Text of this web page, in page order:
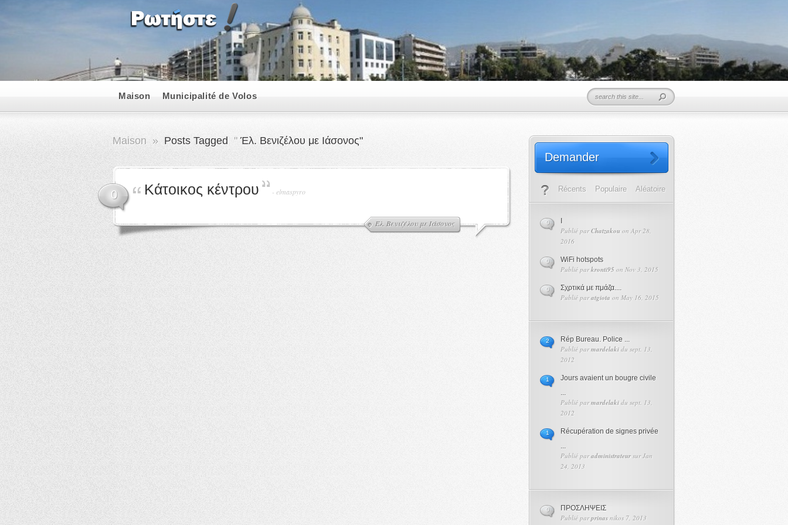
Maison Municipalité de Volos
Maison » Posts Tagged " Έλ. Βενιζέλου με Ιάσονος"
0 Κάτοικος κέντρου - elmaspyro
Έλ. Βενιζέλου με Ιάσονος
Demander
Récents Populaire Aléatoire
Publié parChatzakou on Apr 28,
2016
0
WiFi hotspots
Publié parkronti95 on Nov 3, 2015
0
Σχρτικά με πμάζα....
Publié paratgiota on May 16, 2015
0
Rép Bureau. Police ...
Publié parmardelaki du sept. 13,
2012
2
Jours avaient un bougre civile
...
Publié parmardelaki du sept. 13,
2012
1
Récupération de signes privée
...
Publié paradministrateur sur Jan
24, 2013
1
ΠΡΟΣΛΗΨΕΙΣ
Publié parprinas nikos 7, 2013
0